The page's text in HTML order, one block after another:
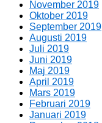
November 2019
Oktober 2019
September 2019
Augusti 2019
Juli 2019
Juni 2019
Maj 2019
April 2019
Mars 2019
Februari 2019
Januari 2019